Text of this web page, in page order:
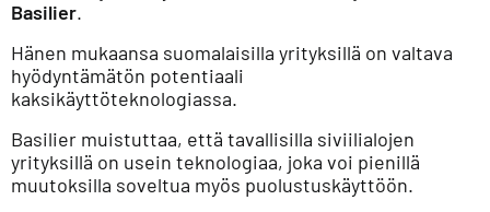
Basilier.
Hänen mukaansa suomalaisilla yrityksillä on valtava
hyödyntämätön potentiaali
kaksikäyttöteknologiassa.
Basilier muistuttaa, että tavallisilla siviilialojen
yrityksillä on usein teknologiaa, joka voi pienillä
muutoksilla soveltua myös puolustuskäyttöön.